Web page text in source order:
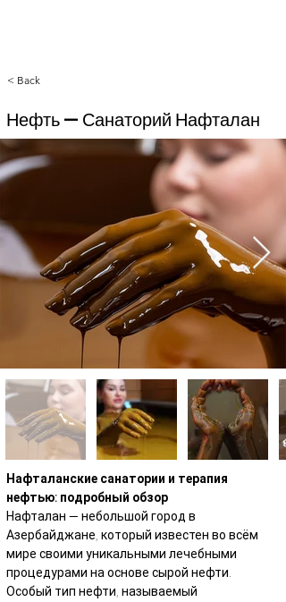
< Back
Нефть — Санаторий Нафталан
Нафталанские санатории и терапия
нефтью: подробный обзор
Нафталан — небольшой город в
Азербайджане, который известен во всём
мире своими уникальными лечебными
процедурами на основе сырой нефти.
Особый тип нефти, называемый